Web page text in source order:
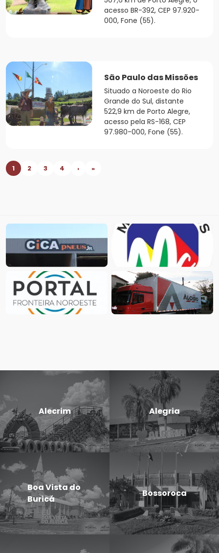
acesso BR-392, CEP 97.920-
000, Fone (55).
São Paulo das Missões
Situado a Noroeste do Rio
Grande do Sul, distante
522,9 km de Porto Alegre,
acesso pela RS-168, CEP
97.980-000, Fone (55).
1 2 3 4 › »
Alecrim Alegria
Boa Vista do
Buricá
Bossoroca